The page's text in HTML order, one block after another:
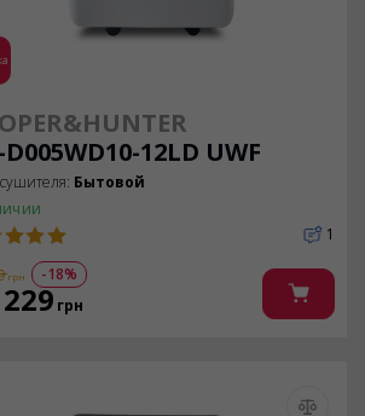
D005WD10-12LD UWF
Бытовой
1
грн -18%
грн